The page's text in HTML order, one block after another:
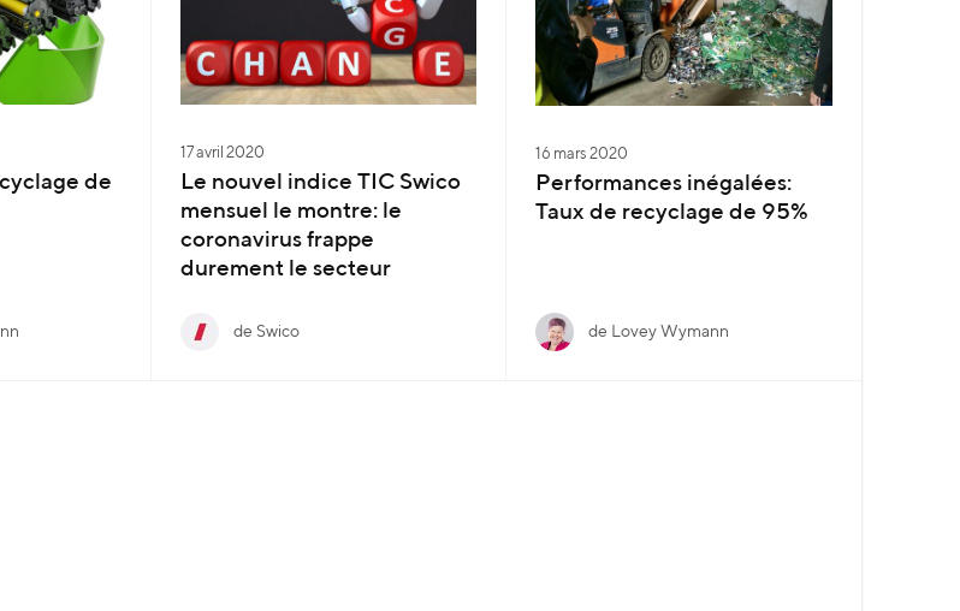
de
17 avril 2020
Le nouvel indice TIC Swico
mensuel le montre: le
coronavirus frappe
durement le secteur
de Swico
16 mars 2020
Performances inégalées:
Taux de recyclage de 95%
de Lovey Wymann